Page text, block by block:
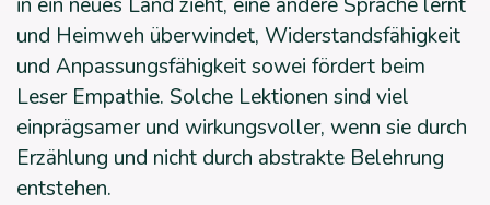
in ein neues Land zieht, eine andere Sprache lernt
und Heimweh überwindet, Widerstandsfähigkeit
und Anpassungsfähigkeit sowei fördert beim
Leser Empathie. Solche Lektionen sind viel
einprägsamer und wirkungsvoller, wenn sie durch
Erzählung und nicht durch abstrakte Belehrung
entstehen.